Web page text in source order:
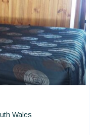
Wales